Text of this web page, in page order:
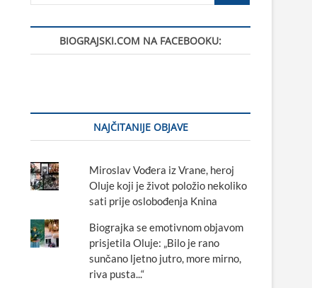
BIOGRAJSKI.COM NA FACEBOOKU:
NAJČITANIJE OBJAVE
Miroslav Vođera iz Vrane, heroj
Oluje koji je život položio nekoliko
sati prije oslobođenja Knina
Biograjka se emotivnom objavom
prisjetila Oluje: „Bilo je rano
sunčano ljetno jutro, more mirno,
riva pusta...“